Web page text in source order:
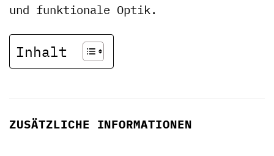
und funktionale Optik.
Inhalt
ZUSÄTZLICHE INFORMATIONEN